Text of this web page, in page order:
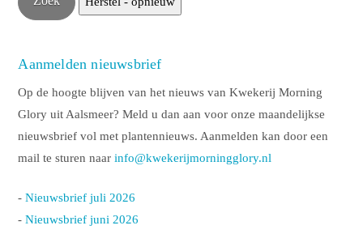
Aanmelden nieuwsbrief
Op de hoogte blijven van het nieuws van Kwekerij Morning
Glory uit Aalsmeer? Meld u dan aan voor onze maandelijkse
nieuwsbrief vol met plantennieuws. Aanmelden kan door een
mail te sturen naarinfo@kwekerijmorningglory.nl
-Nieuwsbrief juli 2026
-Nieuwsbrief juni 2026